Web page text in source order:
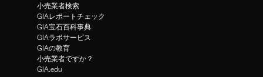
小売業者検索
GIAレポートチェック
GIA宝石百科事典
GIAラボサービス
GIAの教育
小売業者ですか？
GIA.edu